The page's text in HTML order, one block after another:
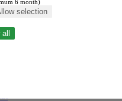
6 month)
selection